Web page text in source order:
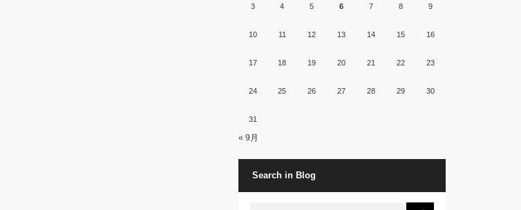
3 4 5 6 7 8 9
10 11 12 13 14 15 16
17 18 19 20 21 22 23
24 25 26 27 28 29 30
31
« 9月
Search in Blog